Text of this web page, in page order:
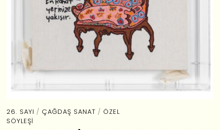
26. SAYI / ÇAĞDAŞ SANAT / ÖZEL
SÖYLEŞI